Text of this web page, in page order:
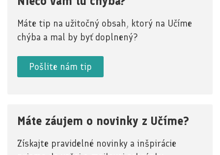
Máte tip na užitočný obsah, ktorý na Učíme
chýba a mal by byť doplnený?
Pošlite nám tip
Máte záujem o novinky z Učíme?
Získajte pravidelné novinky a inšpirácie